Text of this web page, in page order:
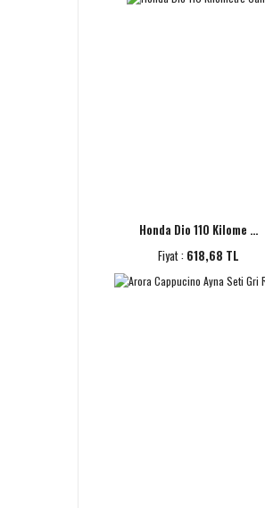
Honda Dio 110 Kilome ...
Fiyat : 618,68 TL